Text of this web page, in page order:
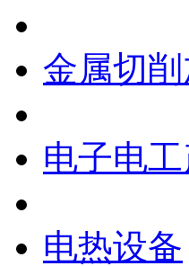
金属切
电子电
电热设备